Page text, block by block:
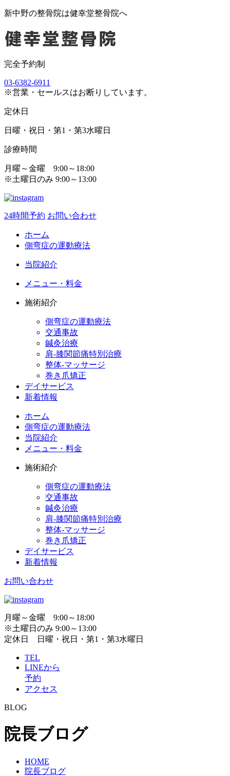
新中野の整骨院は健幸堂整骨院へ
完全予約制
03-6382-6911
※営業・セールスはお断りしています。
定休日
日曜・祝日・第1・第3水曜日
診療時間
月曜～金曜 9:00～18:00
※土曜日のみ 9:00～13:00
24時間予約 お問い合わせ
ホーム
側弯症の運動療法
当院紹介
メニュー・料金
施術紹介
側弯症の運動療法
交通事故
鍼灸治療
肩-膝関節痛特別治療
整体-マッサージ
巻き爪矯正
デイサービス
新着情報
ホーム
側弯症の運動療法
当院紹介
メニュー・料金
施術紹介
側弯症の運動療法
交通事故
鍼灸治療
肩-膝関節痛特別治療
整体-マッサージ
巻き爪矯正
デイサービス
新着情報
お問い合わせ
月曜～金曜 9:00～18:00
※土曜日のみ 9:00～13:00
定休日 日曜・祝日・第1・第3水曜日
TEL
LINEから
予約
アクセス
BLOG
院長ブログ
HOME
院長ブログ